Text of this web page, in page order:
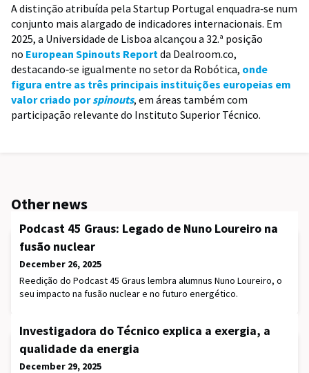
A distinção atribuída pela Startup Portugal enquadra‑se num
conjunto mais alargado de indicadores internacionais. Em
2025, a Universidade de Lisboa alcançou a 32.ª posição
no European Spinouts Report da Dealroom.co,
destacando‑se igualmente no setor da Robótica, onde
figura entre as três principais instituições europeias em
valor criado porspinouts, em áreas também com
participação relevante do Instituto Superior Técnico.
Other news
Podcast 45 Graus: Legado de Nuno Loureiro na
fusão nuclear
December 26, 2025
Reedição do Podcast 45 Graus lembra alumnus Nuno Loureiro, o
seu impacto na fusão nuclear e no futuro energético.
Investigadora do Técnico explica a exergia, a
qualidade da energia
December 29, 2025